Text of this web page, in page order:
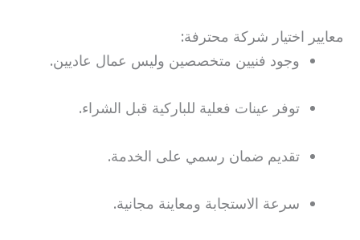
معايير اختيار شركة محترفة:
وجود فنيين متخصصين وليس عمال عاديين.
توفر عينات فعلية للباركية قبل الشراء.
تقديم ضمان رسمي على الخدمة.
سرعة الاستجابة ومعاينة مجانية.